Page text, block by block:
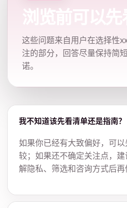
浏览前可以先
这些问题来自用户在选择性
注的部分，回答尽量保持简
诺。
我不知道该先看清单还是指南？
如果你已经有大致偏好，可
较；如果还不确定关注点，
解隐私、筛选和咨询方式后再